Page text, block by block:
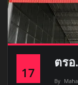
17
ตร
By